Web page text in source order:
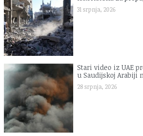
31 srpnja, 2026
Stari video iz UAE
u Saudijskoj Arabiji
28 srpnja, 2026